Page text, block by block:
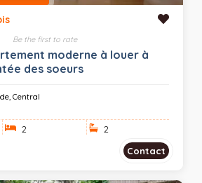
Be the first to rate
moderne à louer à
des soeurs
Central
2
2
Contact